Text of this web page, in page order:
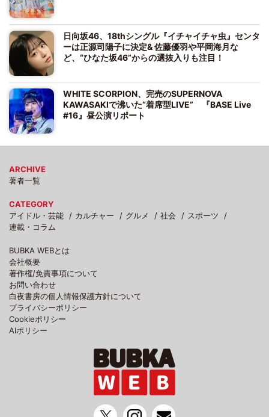
日向坂46、18thシングル『イチャイチャ虫』センタ
ーは正源司陽子に決定& 佐藤優羽や平岡海月な
ど、“ひなた坂46”からの選抜入りも注目！
WHITE SCORPION、完売のSUPERNOVA
KAWASAKIで沸いた“着席型LIVE” 『BASE Live
#16』昼公演リポート
ARCHIVE
著者一覧
CATEGORY
アイドル・芸能
カルチャー グルメ 社会
スポーツ
連載・コラム
BUBKA WEBとは
会社概要
著作権/免責事項について
お問い合わせ
白夜書房の個人情報保護方針について
プライバシーポリシー
Cookieポリシー
AIポリシー